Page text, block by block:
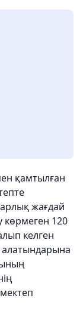
қамтылған
жағдай
көрмеген 120
келген
алатындарына